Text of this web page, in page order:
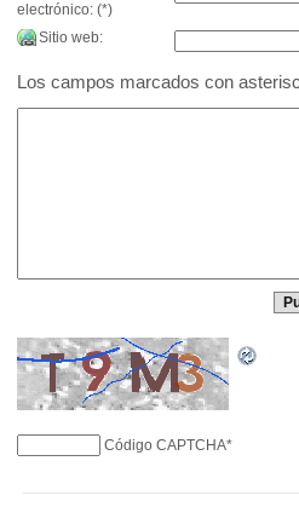
electrónico: (*)
Sitio web:
Los campos marcados con
Código CAPTCHA*